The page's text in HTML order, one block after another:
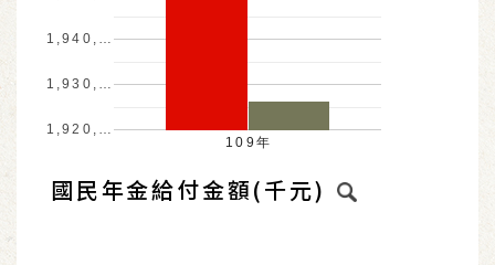
109年
1,920,…
1,930,…
1,940,…
國民年金給付金額(千元)